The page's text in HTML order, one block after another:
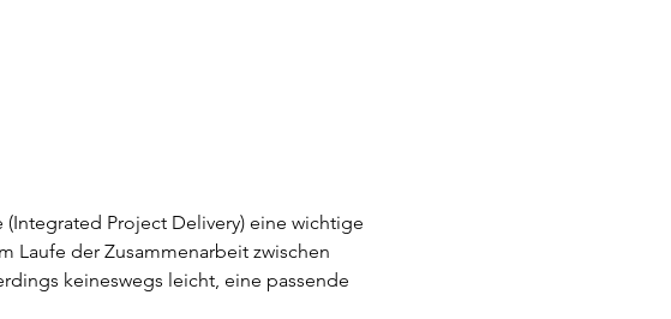
Project Delivery) eine wichtige
Laufe der Zusammenarbeit zwischen
keineswegs leicht, eine passende